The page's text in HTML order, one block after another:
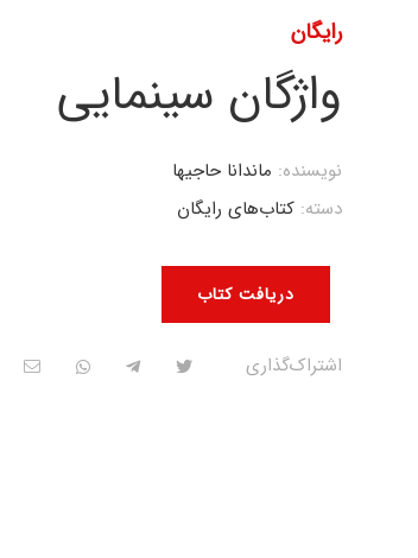
رایگان
واژگان سینمایی
دریافت کتاب
نویسنده: ماندانا حاجیها
دسته: کتاب‌های رایگان
اشتراک‌گذاری